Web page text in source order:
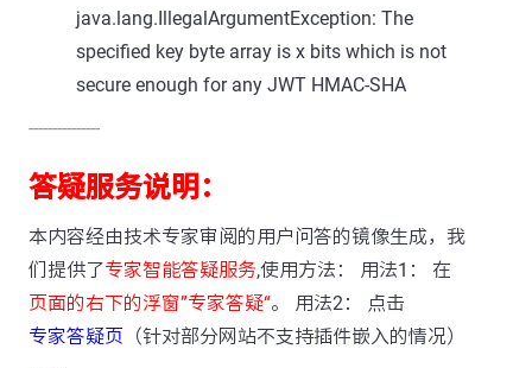
java.lang.IllegalArgumentException: The
specified key byte array is x bits which is not
secure enough for any JWT HMAC-SHA
---------------
答疑服务说明：
本内容经由技术专家审阅的用户问答的镜像生成，我
们提供了专家智能答疑服务,使用方法： 用法1： 在
页面的右下的浮窗”专家答疑“。 用法2： 点击
专家答疑页 （针对部分网站不支持插件嵌入的情况）